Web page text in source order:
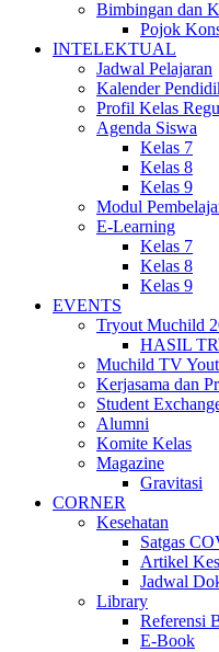
Bimbingan dan
Pojok
INTELEKTUAL
Jadwal Pelajaran
Kalender
Profil Kelas
Agenda Siswa
Kelas 7
Kelas 8
Kelas 9
Modul
E-Learning
Kelas 7
Kelas 8
Kelas 9
EVENTS
Tryout Muchild
HASIL
Muchild TV
Kerjasama dan
Student
Alumni
Komite Kelas
Magazine
Gravitasi
CORNER
Kesehatan
Satgas
Artikel
Jadwal
Library
Referensi
E-Book